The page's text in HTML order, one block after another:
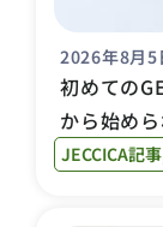
2026年8月5
初めての
から始め
JECCICA記事